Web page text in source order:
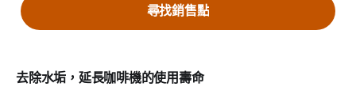
去除水垢，延長咖啡機的使用壽命
尋找銷售點